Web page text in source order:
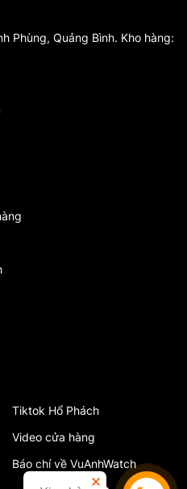
Phùng, Quảng Bình. Kho hàng:
Tiktok Hổ Phách
Video cửa hàng
Báo chí về VuAnhWatch